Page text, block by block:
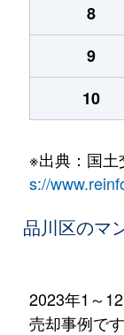
8
9
10
※出典：国土
s://
品川区のマ
2023年1～
売却事例です